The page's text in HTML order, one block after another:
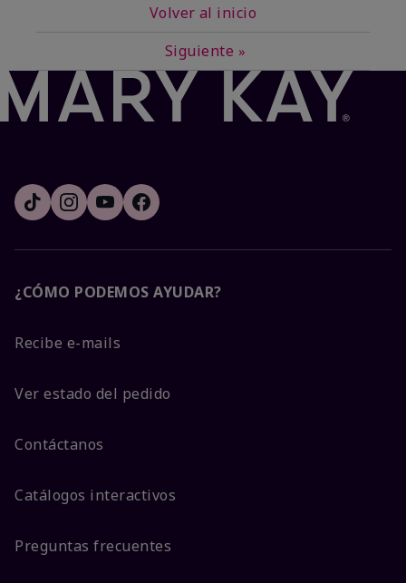
Volver al inicio
Siguiente »
¿CÓMO PODEMOS AYUDAR?
Recibe e-mails
Ver estado del pedido
Contáctanos
Catálogos interactivos
Preguntas frecuentes